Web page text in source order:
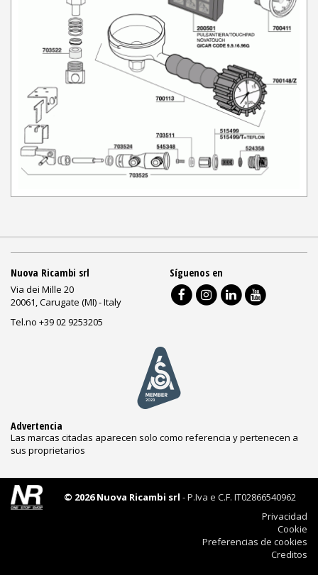
Nuova Ricambi srl
Via dei Mille 20
20061, Carugate (MI) - Italy
Tel.no +39 02 9253205
Síguenos en
Advertencia
Las marcas citadas aparecen solo como referencia y pertenecen a
sus proprietarios
© 2026 Nuova Ricambi srl - P.Iva e C.F. IT02866540962
Privacidad
Cookie
Preferencias de cookies
Creditos